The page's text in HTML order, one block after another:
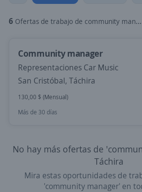
6 Ofertas de trabajo de community manager en Táchira
Community manager
Representaciones Car Music
San Cristóbal, Táchira
130,00 $ (Mensual)
Más de 30 días
No hay más ofertas de
Táchira
Mira estas oportunidades de
'community manager' en